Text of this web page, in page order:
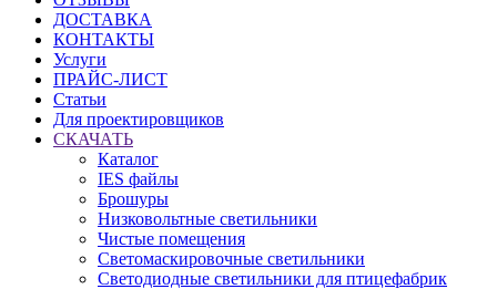
ДОСТАВКА
КОНТАКТЫ
Услуги
ПРАЙС-ЛИСТ
Статьи
Для проектировщиков
СКАЧАТЬ
Каталог
IES файлы
Брошуры
Низковольтные светильники
Чистые помещения
Светомаскировочные светильники
Светодиодные светильники для птицефабрик